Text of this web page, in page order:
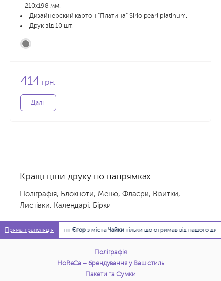
- 210x198 мм.
Дизайнерский картон "Платина" Sirio pearl platinum.
Друк від 10 шт.
414 грн.
Далі
Кращі ціни друку по напрямках:
Поліграфія, Блокноти, Меню, Флаєри, Візитки,
Листівки, Календарі, Бірки
Пряма трансляція
КлієнтЄгорз міста Чайкитільки що отримав від нашого дизайнера
Поліграфія
HoReCa – брендування у Ваш стиль
Пакети та Сумки